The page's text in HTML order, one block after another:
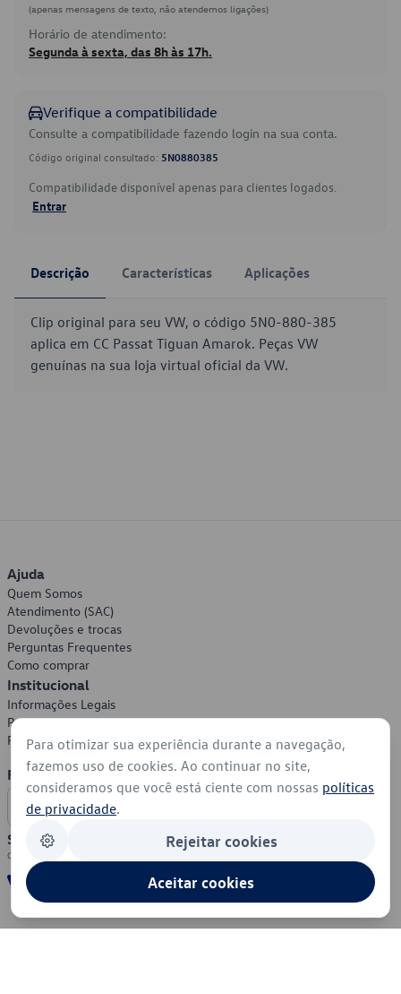
(apenas mensagens de texto, não atendemos ligações)
Horário de atendimento:
Segunda à sexta, das 8h às 17h.
Verifique a compatibilidade
Consulte a compatibilidade fazendo login na sua conta.
Código original consultado: 5N0880385
Compatibilidade disponível apenas para clientes logados.
Entrar
Descrição Características Aplicações
Clip original para seu VW, o código 5N0-880-385
aplica em CC Passat Tiguan Amarok. Peças VW
genuínas na sua loja virtual oficial da VW.
Ajuda
Quem Somos
Atendimento (SAC)
Devoluções e trocas
Perguntas Frequentes
Como comprar
Institucional
Informações Legais
Política de Privacidade
Política de Cookies
Formas de Pagamento
Segurança
Para otimizar sua experiência durante a navegação,
fazemos uso de cookies. Ao continuar no site,
consideramos que você está ciente com nossas políticas
de privacidade.
Rejeitar cookies
Aceitar cookies